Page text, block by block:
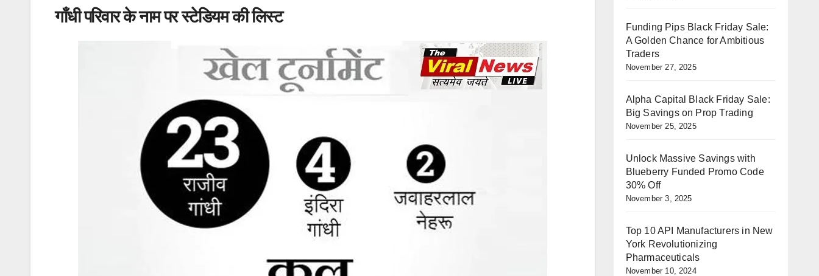
गाँधी परिवार के नाम पर स्टेडियम की लिस्ट
Funding Pips Black Friday Sale:
A Golden Chance for Ambitious
Traders
November 27, 2025
Alpha Capital Black Friday Sale:
Big Savings on Prop Trading
November 25, 2025
Unlock Massive Savings with
Blueberry Funded Promo Code
30% Off
November 3, 2025
Top 10 API Manufacturers in New
York Revolutionizing
Pharmaceuticals
November 10, 2024